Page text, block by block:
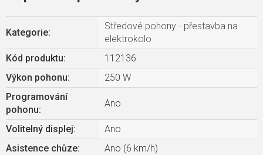
Kategorie:
Středové pohony - přestavba na
elektrokolo
Kód produktu:
112136
Výkon pohonu:
250 W
Programování
pohonu:
Ano
Volitelný displej:
Ano
Asistence chůze:
Ano (6 km/h)